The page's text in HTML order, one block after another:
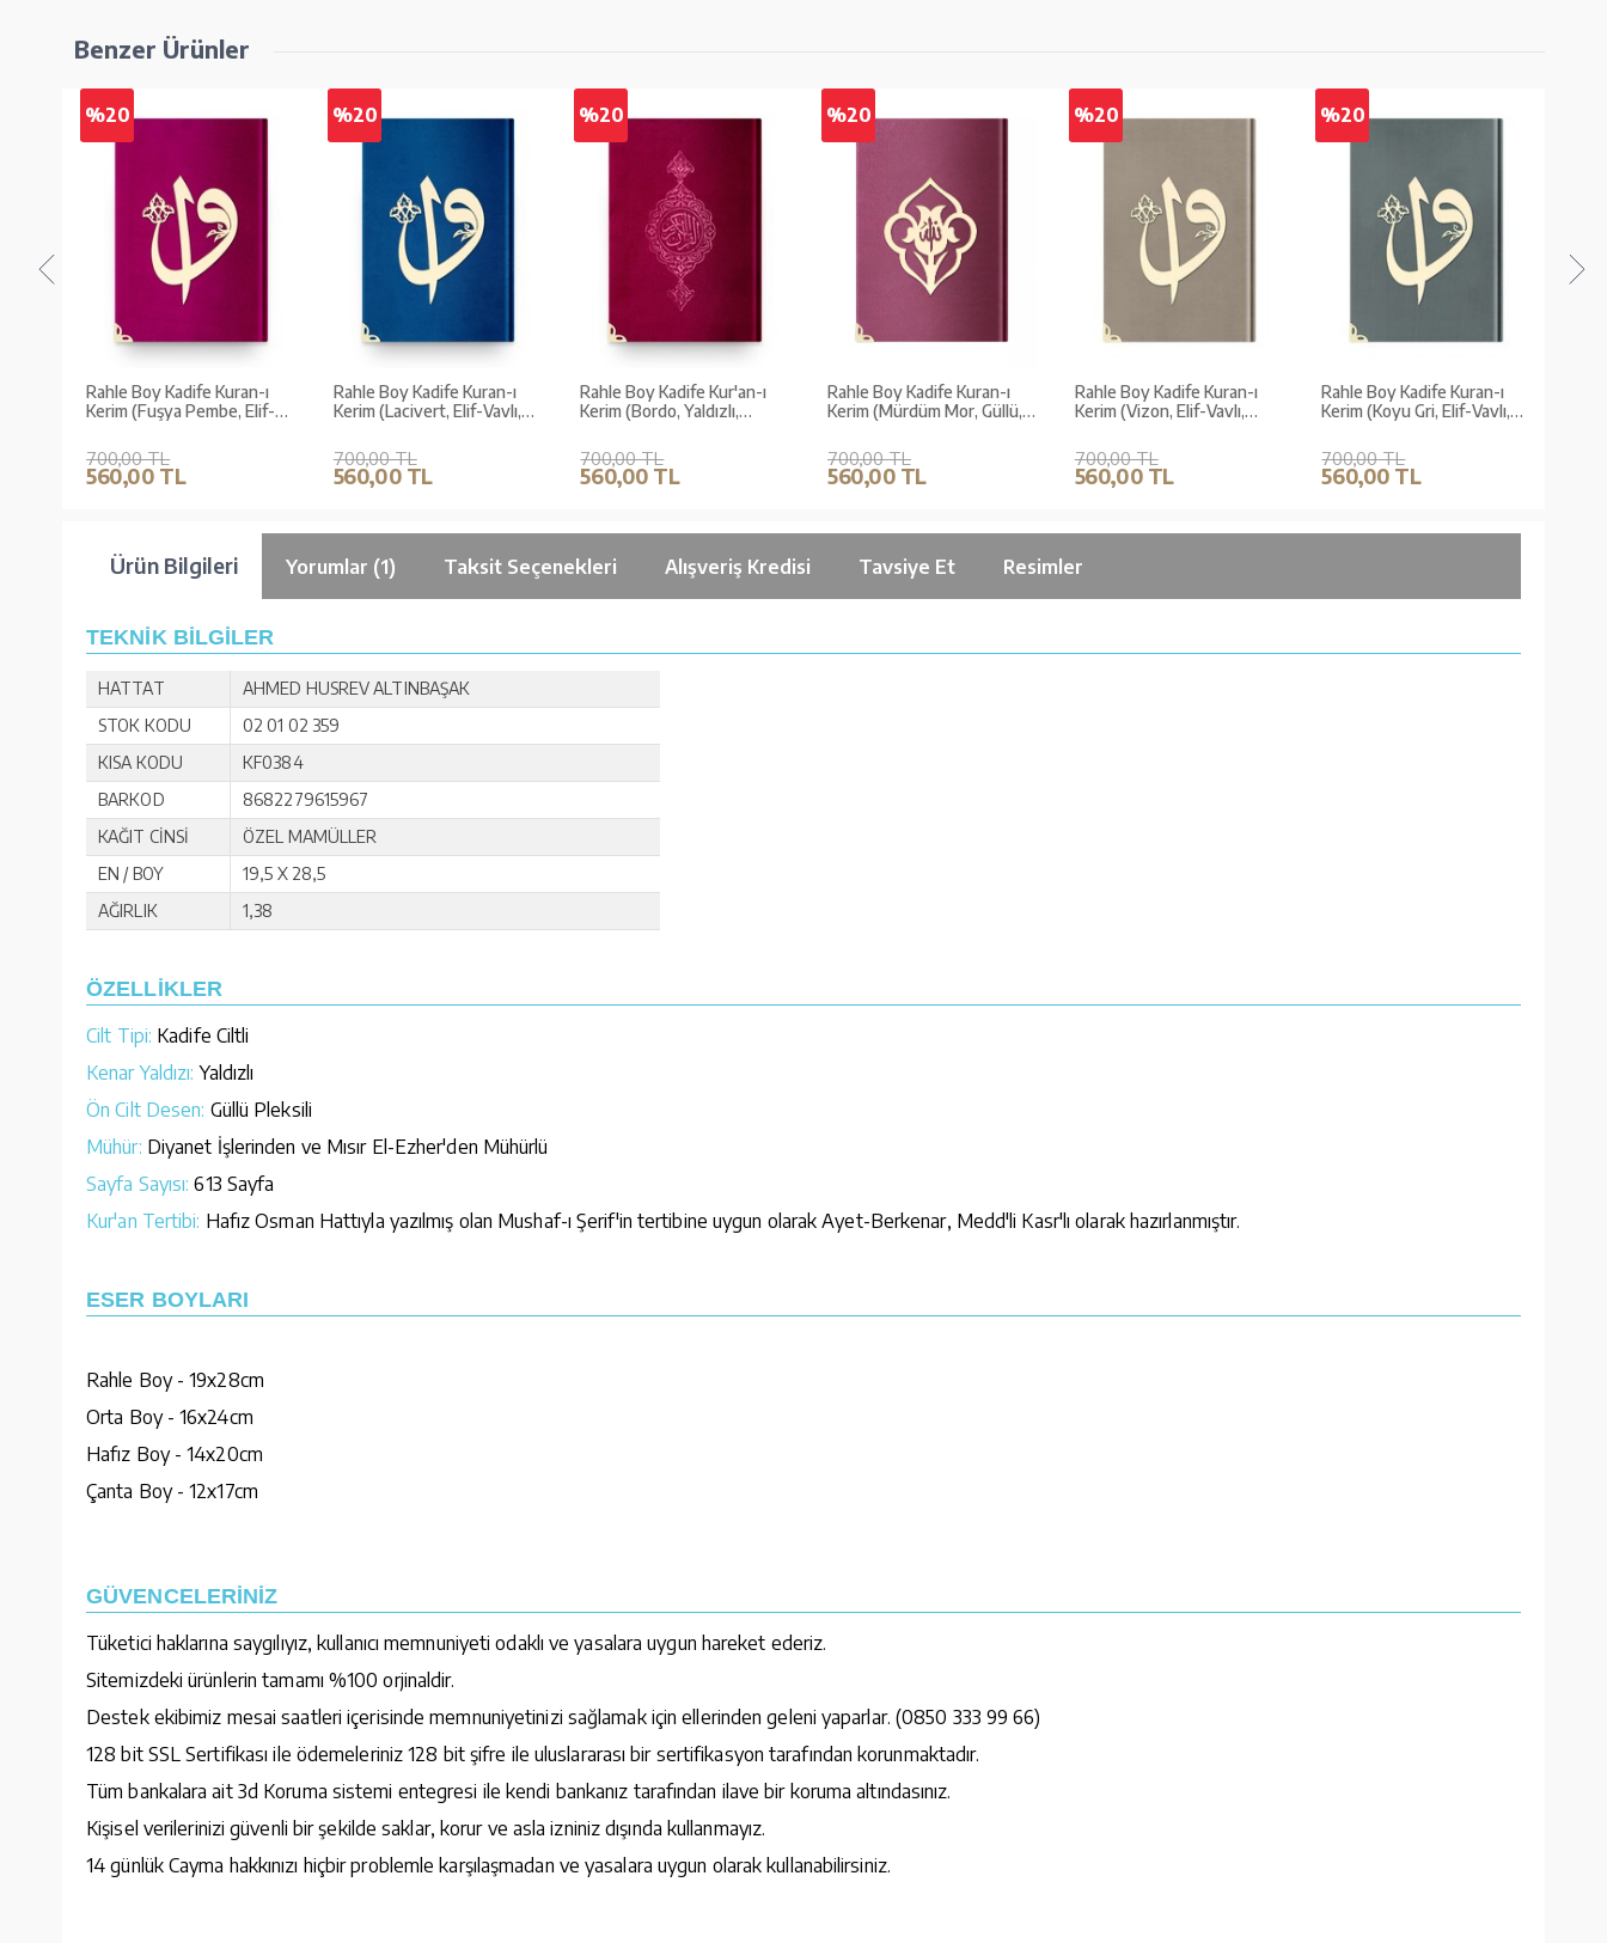
Benzer Ürünler
%20
Rahle Boy Kadife Kuran-ı
Kerim (Fuşya Pembe, Elif-
700,00 TL
560,00 TL
%20
Rahle Boy Kadife Kuran-ı
Kerim (Lacivert, Elif-Vavlı,
700,00 TL
560,00 TL
%20
Rahle Boy Kadife Kur'an-ı
Kerim (Bordo, Yaldızlı,
700,00 TL
560,00 TL
%20
Rahle Boy Kadife Kuran-ı
Kerim (Mürdüm Mor, Güllü,
700,00 TL
560,00 TL
%20
Rahle Boy Kadife Kuran-ı
Kerim (Vizon, Elif-Vavlı,
700,00 TL
560,00 TL
%20
Rahle Boy Kadife Kuran-ı
Kerim (Koyu Gri, Elif-Vavlı,
700,00 TL
560,00 TL
Ürün Bilgileri Yorumlar (1) Taksit Seçenekleri Alışveriş Kredisi Tavsiye Et Resimler
TEKNİK BİLGİLER
HATTAT
AHMED HUSREV ALTINBAŞAK
STOK KODU
02 01 02 359
KISA KODU
KF0384
BARKOD
8682279615967
KAĞIT CİNSİ
ÖZEL MAMÜLLER
EN / BOY
19,5 X 28,5
AĞIRLIK
1,38
ÖZELLİKLER
Cilt Tipi: Kadife Ciltli
Kenar Yaldızı: Yaldızlı
Ön Cilt Desen: Güllü Pleksili
Mühür: Diyanet İşlerinden ve Mısır El-Ezher'den Mühürlü
Sayfa Sayısı: 613 Sayfa
Kur'an Tertibi: Hafız Osman Hattıyla yazılmış olan Mushaf-ı Şerif'in tertibine uygun olarak Ayet-Berkenar, Medd'li Kasr'lı olarak hazırlanmıştır.
ESER BOYLARI
Rahle Boy - 19x28cm
Orta Boy - 16x24cm
Hafız Boy - 14x20cm
Çanta Boy - 12x17cm
GÜVENCELERİNİZ
Tüketici haklarına saygılıyız, kullanıcı memnuniyeti odaklı ve yasalara uygun hareket ederiz.
Sitemizdeki ürünlerin tamamı %100 orjinaldir.
Destek ekibimiz mesai saatleri içerisinde memnuniyetinizi sağlamak için ellerinden geleni yaparlar. (0850 333 99 66)
128 bit SSL Sertifikası ile ödemeleriniz 128 bit şifre ile uluslararası bir sertifikasyon tarafından korunmaktadır.
Tüm bankalara ait 3d Koruma sistemi entegresi ile kendi bankanız tarafından ilave bir koruma altındasınız.
Kişisel verilerinizi güvenli bir şekilde saklar, korur ve asla izniniz dışında kullanmayız.
14 günlük Cayma hakkınızı hiçbir problemle karşılaşmadan ve yasalara uygun olarak kullanabilirsiniz.